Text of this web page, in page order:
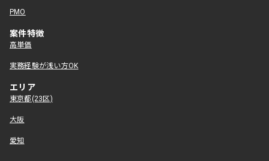
PMO
案件特徴
高単価
実務経験が浅い方OK
エリア
東京都(23区)
大阪
愛知